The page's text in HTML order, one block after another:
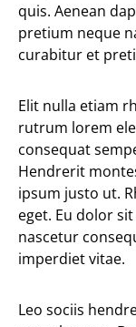
quis. Aenean
pretium neque
curabitur et
Elit nulla etiam
rutrum lorem
consequat
Hendrerit
ipsum justo ut.
eget. Eu dolor
nascetur
imperdiet vitae.
Leo sociis